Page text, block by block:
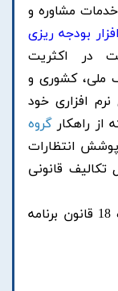
مشاوره و
بودجه ریزی
در اکثریت
ملی، کشوری و
افزاری خود
از راهکار گروه
پوشش انتظارات
قانونی
برای دانلود آیین نامه اجرایی بند الف ماده 18 قانون برنامه